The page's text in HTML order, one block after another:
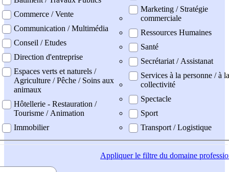
Commerce / Vente
Communication / Multimédia
Conseil / Etudes
Direction d'entreprise
Espaces verts et naturels /
Agriculture / Pêche / Soins aux
animaux
Hôtellerie - Restauration /
Tourisme / Animation
Immobilier
Marketing / Stratégie
commerciale
Ressources Humaines
Santé
Secrétariat / Assistanat
Services à la personne / à la
collectivité
Spectacle
Sport
Transport / Logistique
Appliquerle filtre du domaine